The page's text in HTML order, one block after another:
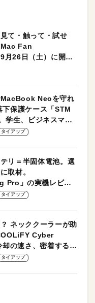
て・触って・試せ
Mac Fan
月26日（土）に開催
Neoを守れ
保護ケース「STM
学生、ビジネスマン
適！
タイアップ
リ＝半固体電池。選
取材。
Pro」の実機レビュ
タイアップ
ネッククーラーが助
Cyber
の速さ、密着する冷
な操作性がグッド！
タイアップ